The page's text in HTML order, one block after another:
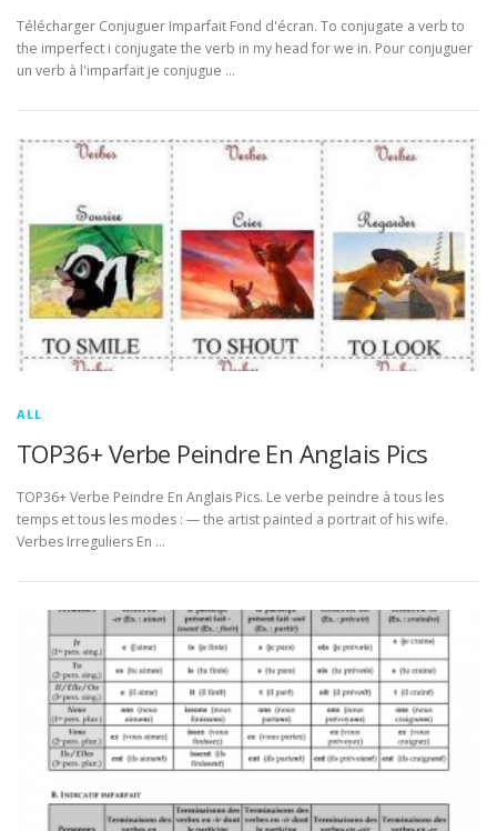
Télécharger Conjuguer Imparfait Fond d'écran. To conjugate a verb to
the imperfect i conjugate the verb in my head for we in. Pour conjuguer
un verb à l'imparfait je conjugue …
ALL
TOP36+ Verbe Peindre En Anglais Pics
TOP36+ Verbe Peindre En Anglais Pics. Le verbe peindre à tous les
temps et tous les modes : — the artist painted a portrait of his wife.
Verbes Irreguliers En …